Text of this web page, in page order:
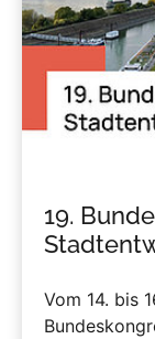
19.
Vom 14. bis